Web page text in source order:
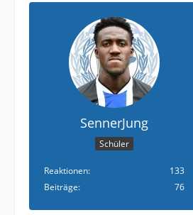
SennerJung
Schüler
Reaktionen
133
Beiträge
76